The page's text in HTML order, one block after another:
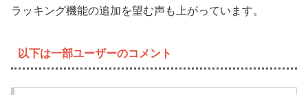
ラッキング機能の追加を望む声も上がっています。
以下は一部ユーザーのコメント